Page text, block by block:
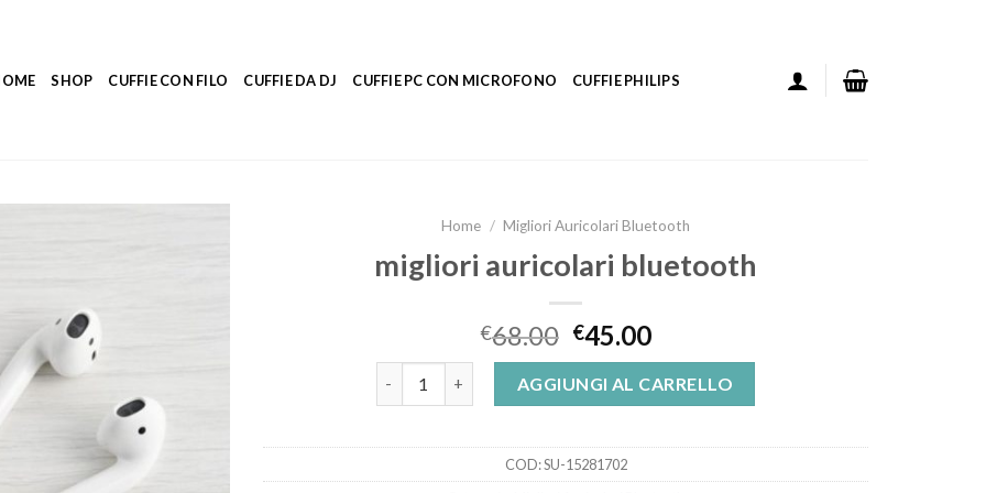
SHOP CUFFIE CON FILO CUFFIE DA DJ CUFFIE PC CON MICROFONO CUFFIE PHILIPS
Home / Migliori Auricolari Bluetooth
migliori auricolari bluetooth
€68.00 €45.00
AGGIUNGI AL CARRELLO
COD:SU-15281702